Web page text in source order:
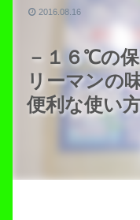
－１６℃の
リーマンの
便利な使い方
2016.08.16